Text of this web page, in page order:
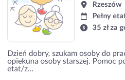
Rzeszów
Pełny
35 zł za
Dzień dobry, szukam osoby do
opiekuna osoby starszej. Pomoc
etat/z...